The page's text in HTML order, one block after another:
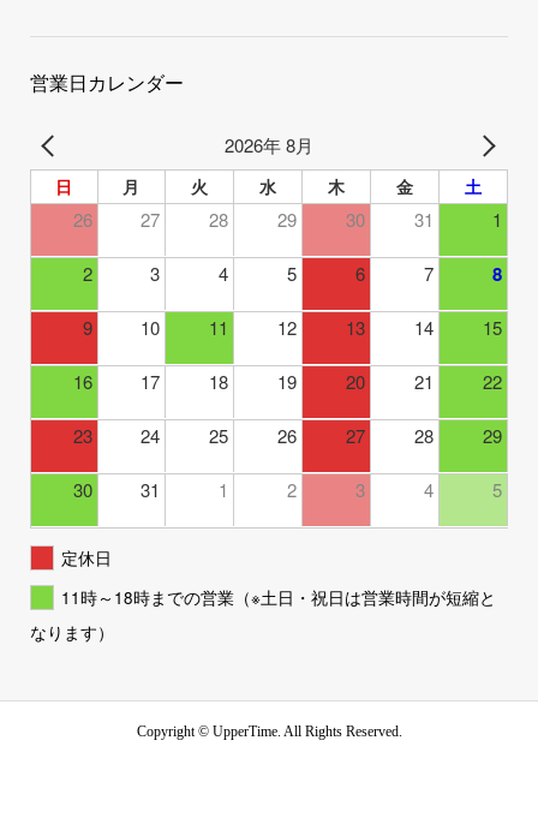
営業日カレンダー
2026年 8月
日 月 火 水 木 金 土
26 27 28 29 30 31 1
2 3 4 5 6 7 8
9 10 11 12 13 14 15
16 17 18 19 20 21 22
23 24 25 26 27 28 29
30 31 1 2 3 4 5
定休日
11時～18時までの営業（※土日・祝日は営業時間が短縮と
なります）
Copyright ©UpperTime. All Rights Reserved.